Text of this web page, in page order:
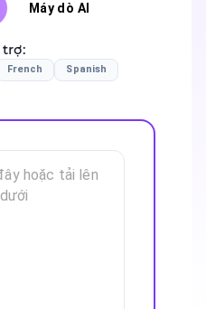
Máy dò AI
trợ:
French
Spanish